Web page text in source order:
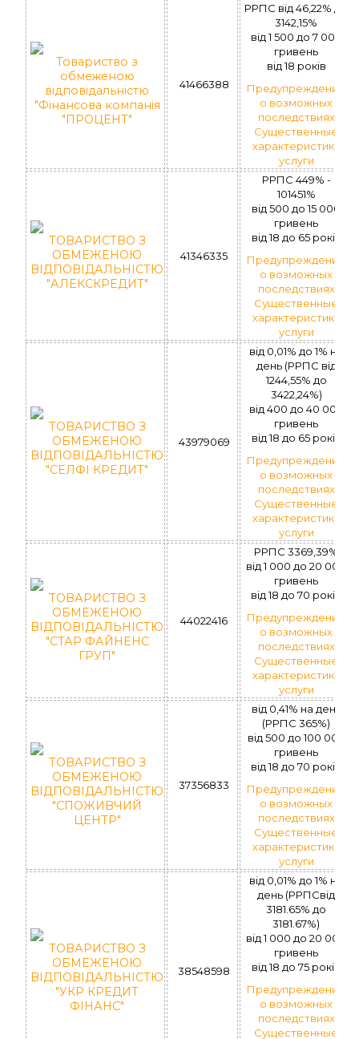
Товариство з
обмеженою
відповідальністю
"Фінансова компанія
"ПРОЦЕНТ"
41466388
РРПС від 46,22% до
3142,15%
вiд 1 500 до 7 000
гривень
вiд 18 рокiв
Предупреждение
о возможных
последствиях
Существенные
характеристики
услуги
ТОВАРИСТВО З
ОБМЕЖЕНОЮ
ВІДПОВІДАЛЬНІСТЮ
"АЛЕКСКРЕДИТ"
41346335
РРПС 449% -
101451%
вiд 500 до 15 000
гривень
вiд 18 до 65 рокiв
Предупреждение
о возможных
последствиях
Существенные
характеристики
услуги
ТОВАРИСТВО З
ОБМЕЖЕНОЮ
ВІДПОВІДАЛЬНІСТЮ
"СЕЛФІ КРЕДИТ"
43979069
від 0,01% до 1% на
день (РРПС від
1244,55% до
3422,24%)
вiд 400 до 40 000
гривень
вiд 18 до 65 рокiв
Предупреждение
о возможных
последствиях
Существенные
характеристики
услуги
ТОВАРИСТВО З
ОБМЕЖЕНОЮ
ВІДПОВІДАЛЬНІСТЮ
"СТАР ФАЙНЕНС
ГРУП"
44022416
РРПС 3369,39%
вiд 1 000 до 20 000
гривень
вiд 18 до 70 рокiв
Предупреждение
о возможных
последствиях
Существенные
характеристики
услуги
ТОВАРИСТВО З
ОБМЕЖЕНОЮ
ВІДПОВІДАЛЬНІСТЮ
"СПОЖИВЧИЙ
ЦЕНТР"
37356833
вiд 0,41% на день
(РРПС 365%)
вiд 500 до 100 000
гривень
вiд 18 до 70 рокiв
Предупреждение
о возможных
последствиях
Существенные
характеристики
услуги
ТОВАРИСТВО З
ОБМЕЖЕНОЮ
ВІДПОВІДАЛЬНІСТЮ
"УКР КРЕДИТ
ФІНАНС"
38548598
від 0,01% до 1% на
день (РРПСвід
3181.65% до
3181.67%)
вiд 1 000 до 20 000
гривень
вiд 18 до 75 рокiв
Предупреждение
о возможных
последствиях
Существенные